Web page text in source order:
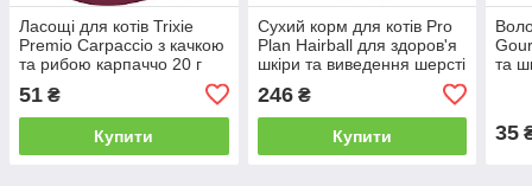
Ласощі для котів Trixie
Premio Carpaccio з качкою
та рибою карпаччо 20 г
51 ₴
Купити
Сухий корм для котів Pro
Plan Hairball для здоров'я
шкіри та виведення шерсті
246₴
Купити
та
35